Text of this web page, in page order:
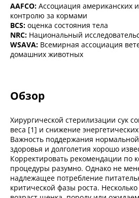
AAFCO: Ассоциация американских
контролю за кормами
BCS: оценка состояния тела
NRC: Национальный
WSAVA: Всемирная ассоциация
домашних животных
Обзор
Хирургической стерилизации сук
веса [1] и снижение
Важность поддержания
здоровья и долголетия хорошо
Корректировать рекомендации по
процедуры разумно. Однако не
надлежащее потребление
критической фазы роста.